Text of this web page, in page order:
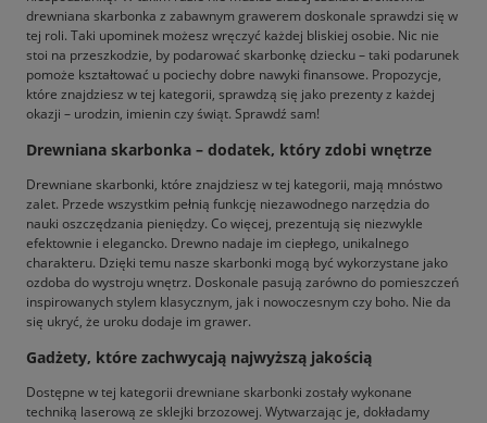
drewniana skarbonka z zabawnym grawerem doskonale sprawdzi się w
tej roli. Taki upominek możesz wręczyć każdej bliskiej osobie. Nic nie
stoi na przeszkodzie, by podarować skarbonkę dziecku – taki podarunek
pomoże kształtować u pociechy dobre nawyki finansowe. Propozycje,
które znajdziesz w tej kategorii, sprawdzą się jako prezenty z każdej
okazji – urodzin, imienin czy świąt. Sprawdź sam!
Drewniana skarbonka – dodatek, który zdobi wnętrze
Drewniane skarbonki, które znajdziesz w tej kategorii, mają mnóstwo
zalet. Przede wszystkim pełnią funkcję niezawodnego narzędzia do
nauki oszczędzania pieniędzy. Co więcej, prezentują się niezwykle
efektownie i elegancko. Drewno nadaje im ciepłego, unikalnego
charakteru. Dzięki temu nasze skarbonki mogą być wykorzystane jako
ozdoba do wystroju wnętrz. Doskonale pasują zarówno do pomieszczeń
inspirowanych stylem klasycznym, jak i nowoczesnym czy boho. Nie da
się ukryć, że uroku dodaje im grawer.
Gadżety, które zachwycają najwyższą jakością
Dostępne w tej kategorii drewniane skarbonki zostały wykonane
techniką laserową ze sklejki brzozowej. Wytwarzając je, dokładamy